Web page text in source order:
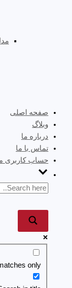
صفحه اصلی
وبلاگ
درباره ما
تماس با ما
حساب کاربری
only